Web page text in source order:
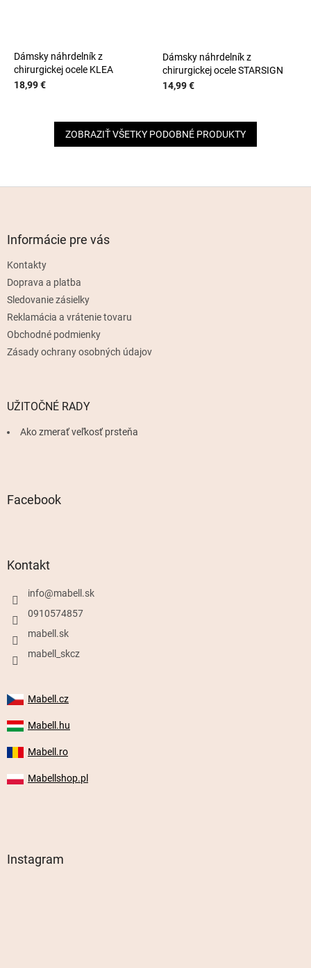
Dámsky náhrdelník z
chirurgickej ocele KLEA
18,99 €
Dámsky náhrdelník z
chirurgickej ocele STARSIGN
14,99 €
ZOBRAZIŤ VŠETKY PODOBNÉ PRODUKTY
Informácie pre vás
Kontakty
Doprava a platba
Sledovanie zásielky
Reklamácia a vrátenie tovaru
Obchodné podmienky
Zásady ochrany osobných údajov
UŽITOČNÉ RADY
Ako zmerať veľkosť prsteňa
Facebook
Kontakt
info@mabell.sk
0910574857
mabell.sk
mabell_skcz
Mabell.cz
Mabell.hu
Mabell.ro
Mabellshop.pl
Instagram